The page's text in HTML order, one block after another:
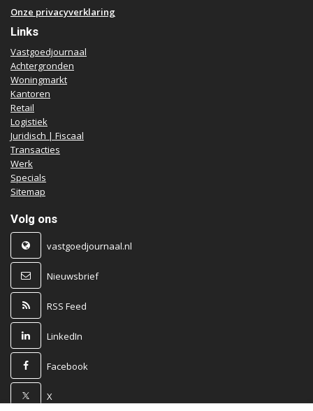
Onze privacyverklaring
Links
Vastgoedjournaal
Achtergronden
Woningmarkt
Kantoren
Retail
Logistiek
Juridisch | Fiscaal
Transacties
Werk
Specials
Sitemap
Volg ons
vastgoedjournaal.nl
Nieuwsbrief
RSS Feed
LinkedIn
Facebook
X